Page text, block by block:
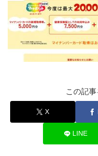
この記事
X
LINE